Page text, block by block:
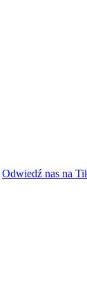
Odwiedź nas na